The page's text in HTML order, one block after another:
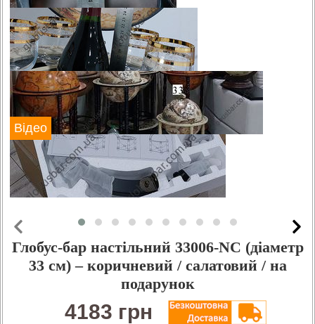
Відео
Глобус-бар настільний 33006-NC (діаметр
33 см) – коричневий / салатовий / на
подарунок
4183 грн